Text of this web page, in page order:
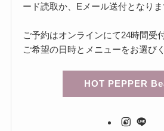
ード読取か、Eメール送付となりま
ご予約はオンラインにて24時間受
ご希望の日時とメニューをお選び
HOT PEPPER